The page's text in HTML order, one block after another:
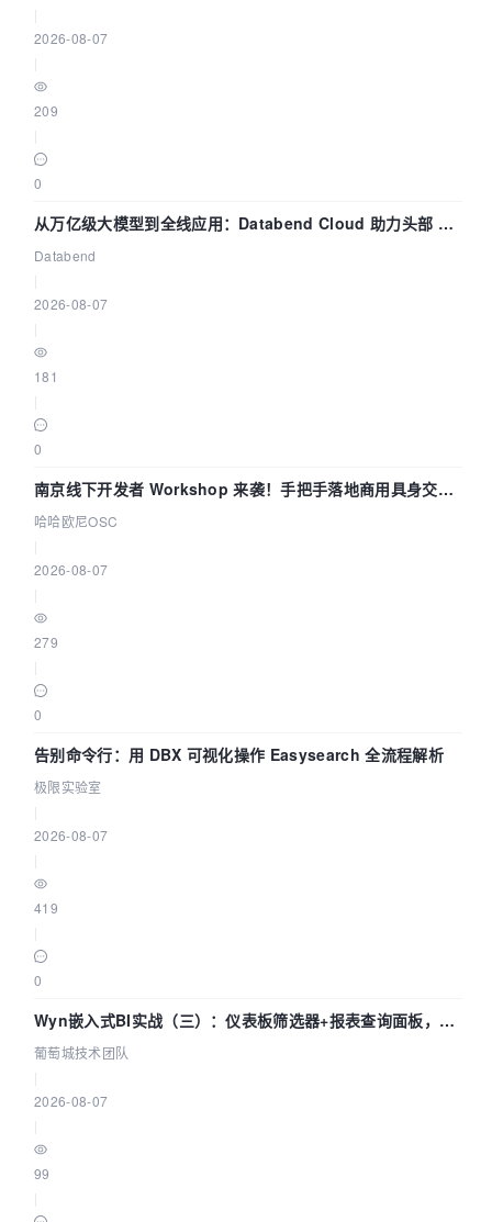
2026-08-07
209
0
从万亿级大模型到全线应用：Databend Cloud 助力头部 AI
企业构建全链路 Trace 数据管道
Databend
2026-08-07
181
0
南京线下开发者 Workshop 来袭！手把手落地商用具身交互
智能 Agent 应用
哈哈欧尼OSC
2026-08-07
279
0
告别命令行：用 DBX 可视化操作 Easysearch 全流程解析
极限实验室
2026-08-07
419
0
Wyn嵌入式BI实战（三）：仪表板筛选器+报表查询面板，参
数联动全闭环
葡萄城技术团队
2026-08-07
99